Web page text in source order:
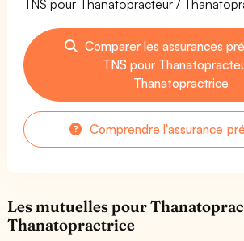
TNS pour Thanatopracteur /
Comparer les assurances
TNS pour
Thanatopractrice
Comprendre l'assurance
Les mutuelles pour
Thanatopractrice